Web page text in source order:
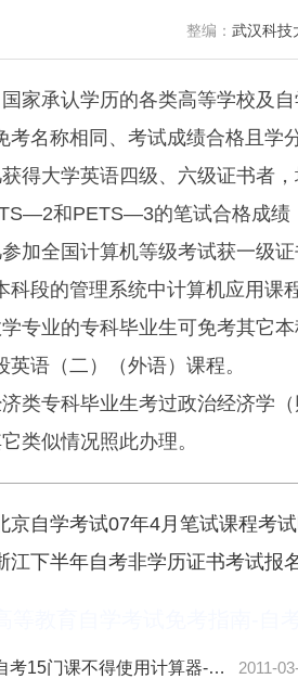
整编： 武汉科技
认学历的各类高等学校及自
考名称相同、考试成绩合格且学
大学英语四级、六级证书者，
和PETS—3的笔试合格成绩
全国计算机等级考试获一级证
科段的管理系统中计算机应用课程
业的专科毕业生可免考其它本
英语（二）（外语）课程。
专科毕业生考过政治经济学（
似情况照此办理。
京自学考试07年4月笔试课程考
江下半年自考非学历证书考试报
广东省7月自考15门课不得使用计算器-自考 2011-